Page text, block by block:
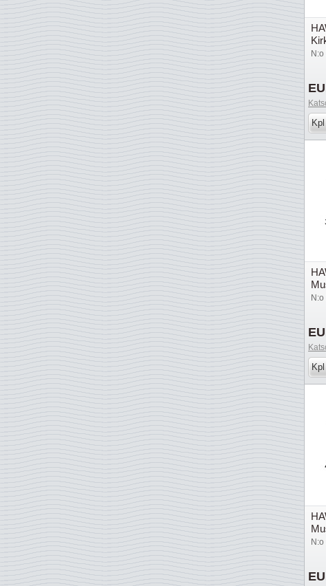
Kpl
Kpl